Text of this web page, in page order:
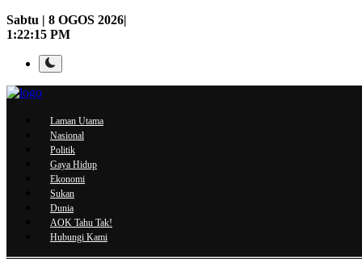
Sabtu | 8 OGOS 2026|
1:22:16 PM
Laman Utama
Nasional
Politik
Gaya Hidup
Ekonomi
Sukan
Dunia
AOK Tahu Tak!
Hubungi Kami